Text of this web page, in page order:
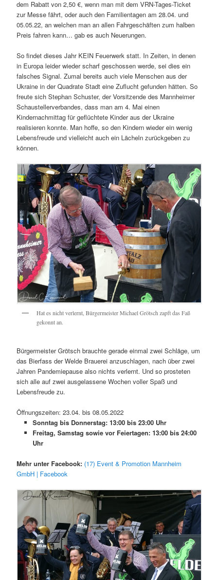
dem Rabatt von 2,50 €, wenn man mit dem VRN-Tages-Ticket
zur Messe fährt, oder auch den Familientagen am 28.04. und
05.05.22, an welchen man an allen Fahrgeschäften zum halben
Preis fahren kann… gab es auch Neuerungen.
So findet dieses Jahr KEIN Feuerwerk statt. In Zeiten, in denen
in Europa leider wieder scharf geschossen werde, sei dies ein
falsches Signal. Zumal bereits auch viele Menschen aus der
Ukraine in der Quadrate Stadt eine Zuflucht gefunden hätten. So
freute sich Stephan Schuster, der Vorsitzende des Mannheimer
Schaustellerverbandes, dass man am 4. Mai einen
Kindernachmittag für geflüchtete Kinder aus der Ukraine
realisieren konnte. Man hoffe, so den Kindern wieder ein wenig
Lebensfreude und vielleicht auch ein Lächeln zurückgeben zu
können.
Hat es nicht verlernt, Bürgermeister Michael Grötsch zapft das Faß
gekonnt an.
Bürgermeister Grötsch brauchte gerade einmal zwei Schläge, um
das Bierfass der Welde Brauerei anzuschlagen, nach über zwei
Jahren Pandemiepause also nichts verlernt. Und so prosteten
sich alle auf zwei ausgelassene Wochen voller Spaß und
Lebensfreude zu.
Öffnungszeiten: 23.04. bis 08.05.2022
Sonntag bis Donnerstag: 13:00 bis 23:00 Uhr
Freitag, Samstag sowie vor Feiertagen: 13:00 bis 24:00
Uhr
Mehr unter Facebook: (17) Event & Promotion Mannheim
GmbH | Facebook